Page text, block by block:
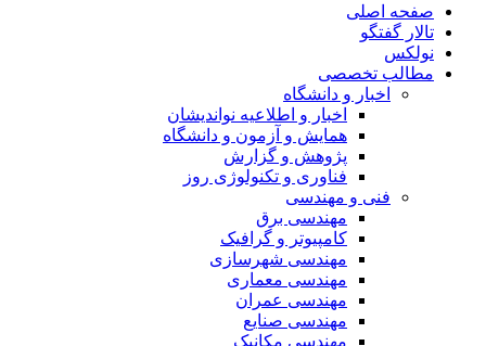
صفحه اصلی
تالار گفتگو
نولکس
مطالب تخصصی
اخبار و دانشگاه
اخبار و اطلاعیه نواندیشان
همایش و آزمون و دانشگاه
پژوهش و گزارش
فناوری و تکنولوژی روز
فنی و مهندسی
مهندسی برق
کامپیوتر و گرافیک
مهندسی شهرسازی
مهندسی معماری
مهندسی عمران
مهندسی صنایع
مهندسی مکانیک